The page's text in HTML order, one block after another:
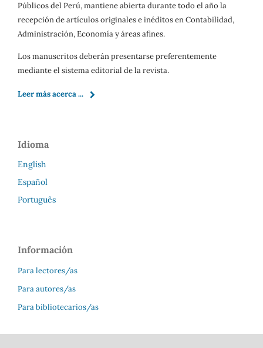
Públicos del Perú, mantiene abierta durante todo el año la
recepción de artículos originales e inéditos en Contabilidad,
Administración, Economía y áreas afines.
Los manuscritos deberán presentarse preferentemente
mediante el sistema editorial de la revista.
Leer más acerca ...
Idioma
English
Español
Português
Información
Para lectores/as
Para autores/as
Para bibliotecarios/as